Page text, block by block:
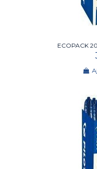
ECOPACK